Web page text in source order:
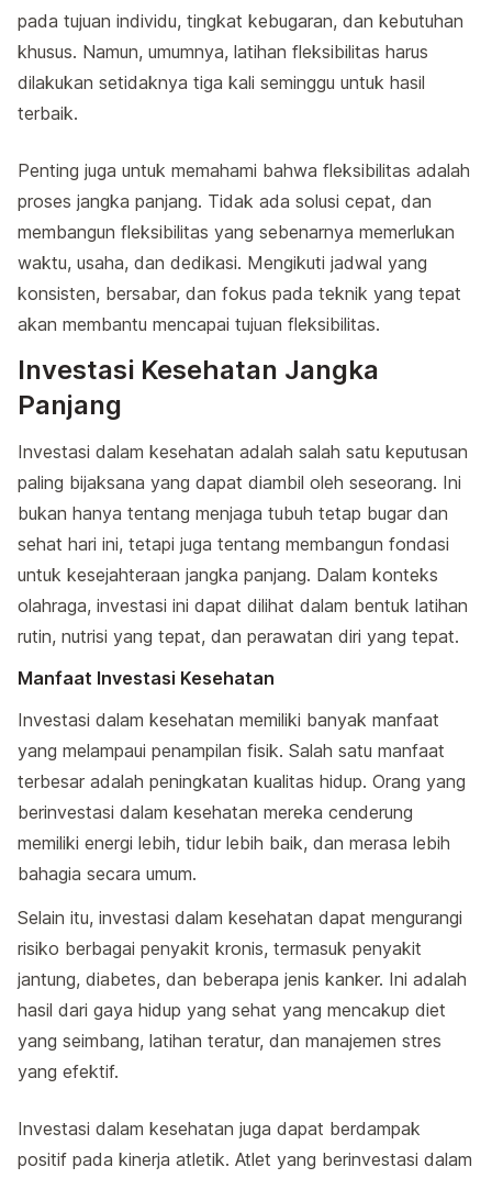
pada tujuan individu, tingkat kebugaran, dan kebutuhan
khusus. Namun, umumnya, latihan fleksibilitas harus
dilakukan setidaknya tiga kali seminggu untuk hasil
terbaik.
Penting juga untuk memahami bahwa fleksibilitas adalah
proses jangka panjang. Tidak ada solusi cepat, dan
membangun fleksibilitas yang sebenarnya memerlukan
waktu, usaha, dan dedikasi. Mengikuti jadwal yang
konsisten, bersabar, dan fokus pada teknik yang tepat
akan membantu mencapai tujuan fleksibilitas.
Investasi Kesehatan Jangka
Panjang
Investasi dalam kesehatan adalah salah satu keputusan
paling bijaksana yang dapat diambil oleh seseorang. Ini
bukan hanya tentang menjaga tubuh tetap bugar dan
sehat hari ini, tetapi juga tentang membangun fondasi
untuk kesejahteraan jangka panjang. Dalam konteks
olahraga, investasi ini dapat dilihat dalam bentuk latihan
rutin, nutrisi yang tepat, dan perawatan diri yang tepat.
Manfaat Investasi Kesehatan
Investasi dalam kesehatan memiliki banyak manfaat
yang melampaui penampilan fisik. Salah satu manfaat
terbesar adalah peningkatan kualitas hidup. Orang yang
berinvestasi dalam kesehatan mereka cenderung
memiliki energi lebih, tidur lebih baik, dan merasa lebih
bahagia secara umum.
Selain itu, investasi dalam kesehatan dapat mengurangi
risiko berbagai penyakit kronis, termasuk penyakit
jantung, diabetes, dan beberapa jenis kanker. Ini adalah
hasil dari gaya hidup yang sehat yang mencakup diet
yang seimbang, latihan teratur, dan manajemen stres
yang efektif.
Investasi dalam kesehatan juga dapat berdampak
positif pada kinerja atletik. Atlet yang berinvestasi dalam